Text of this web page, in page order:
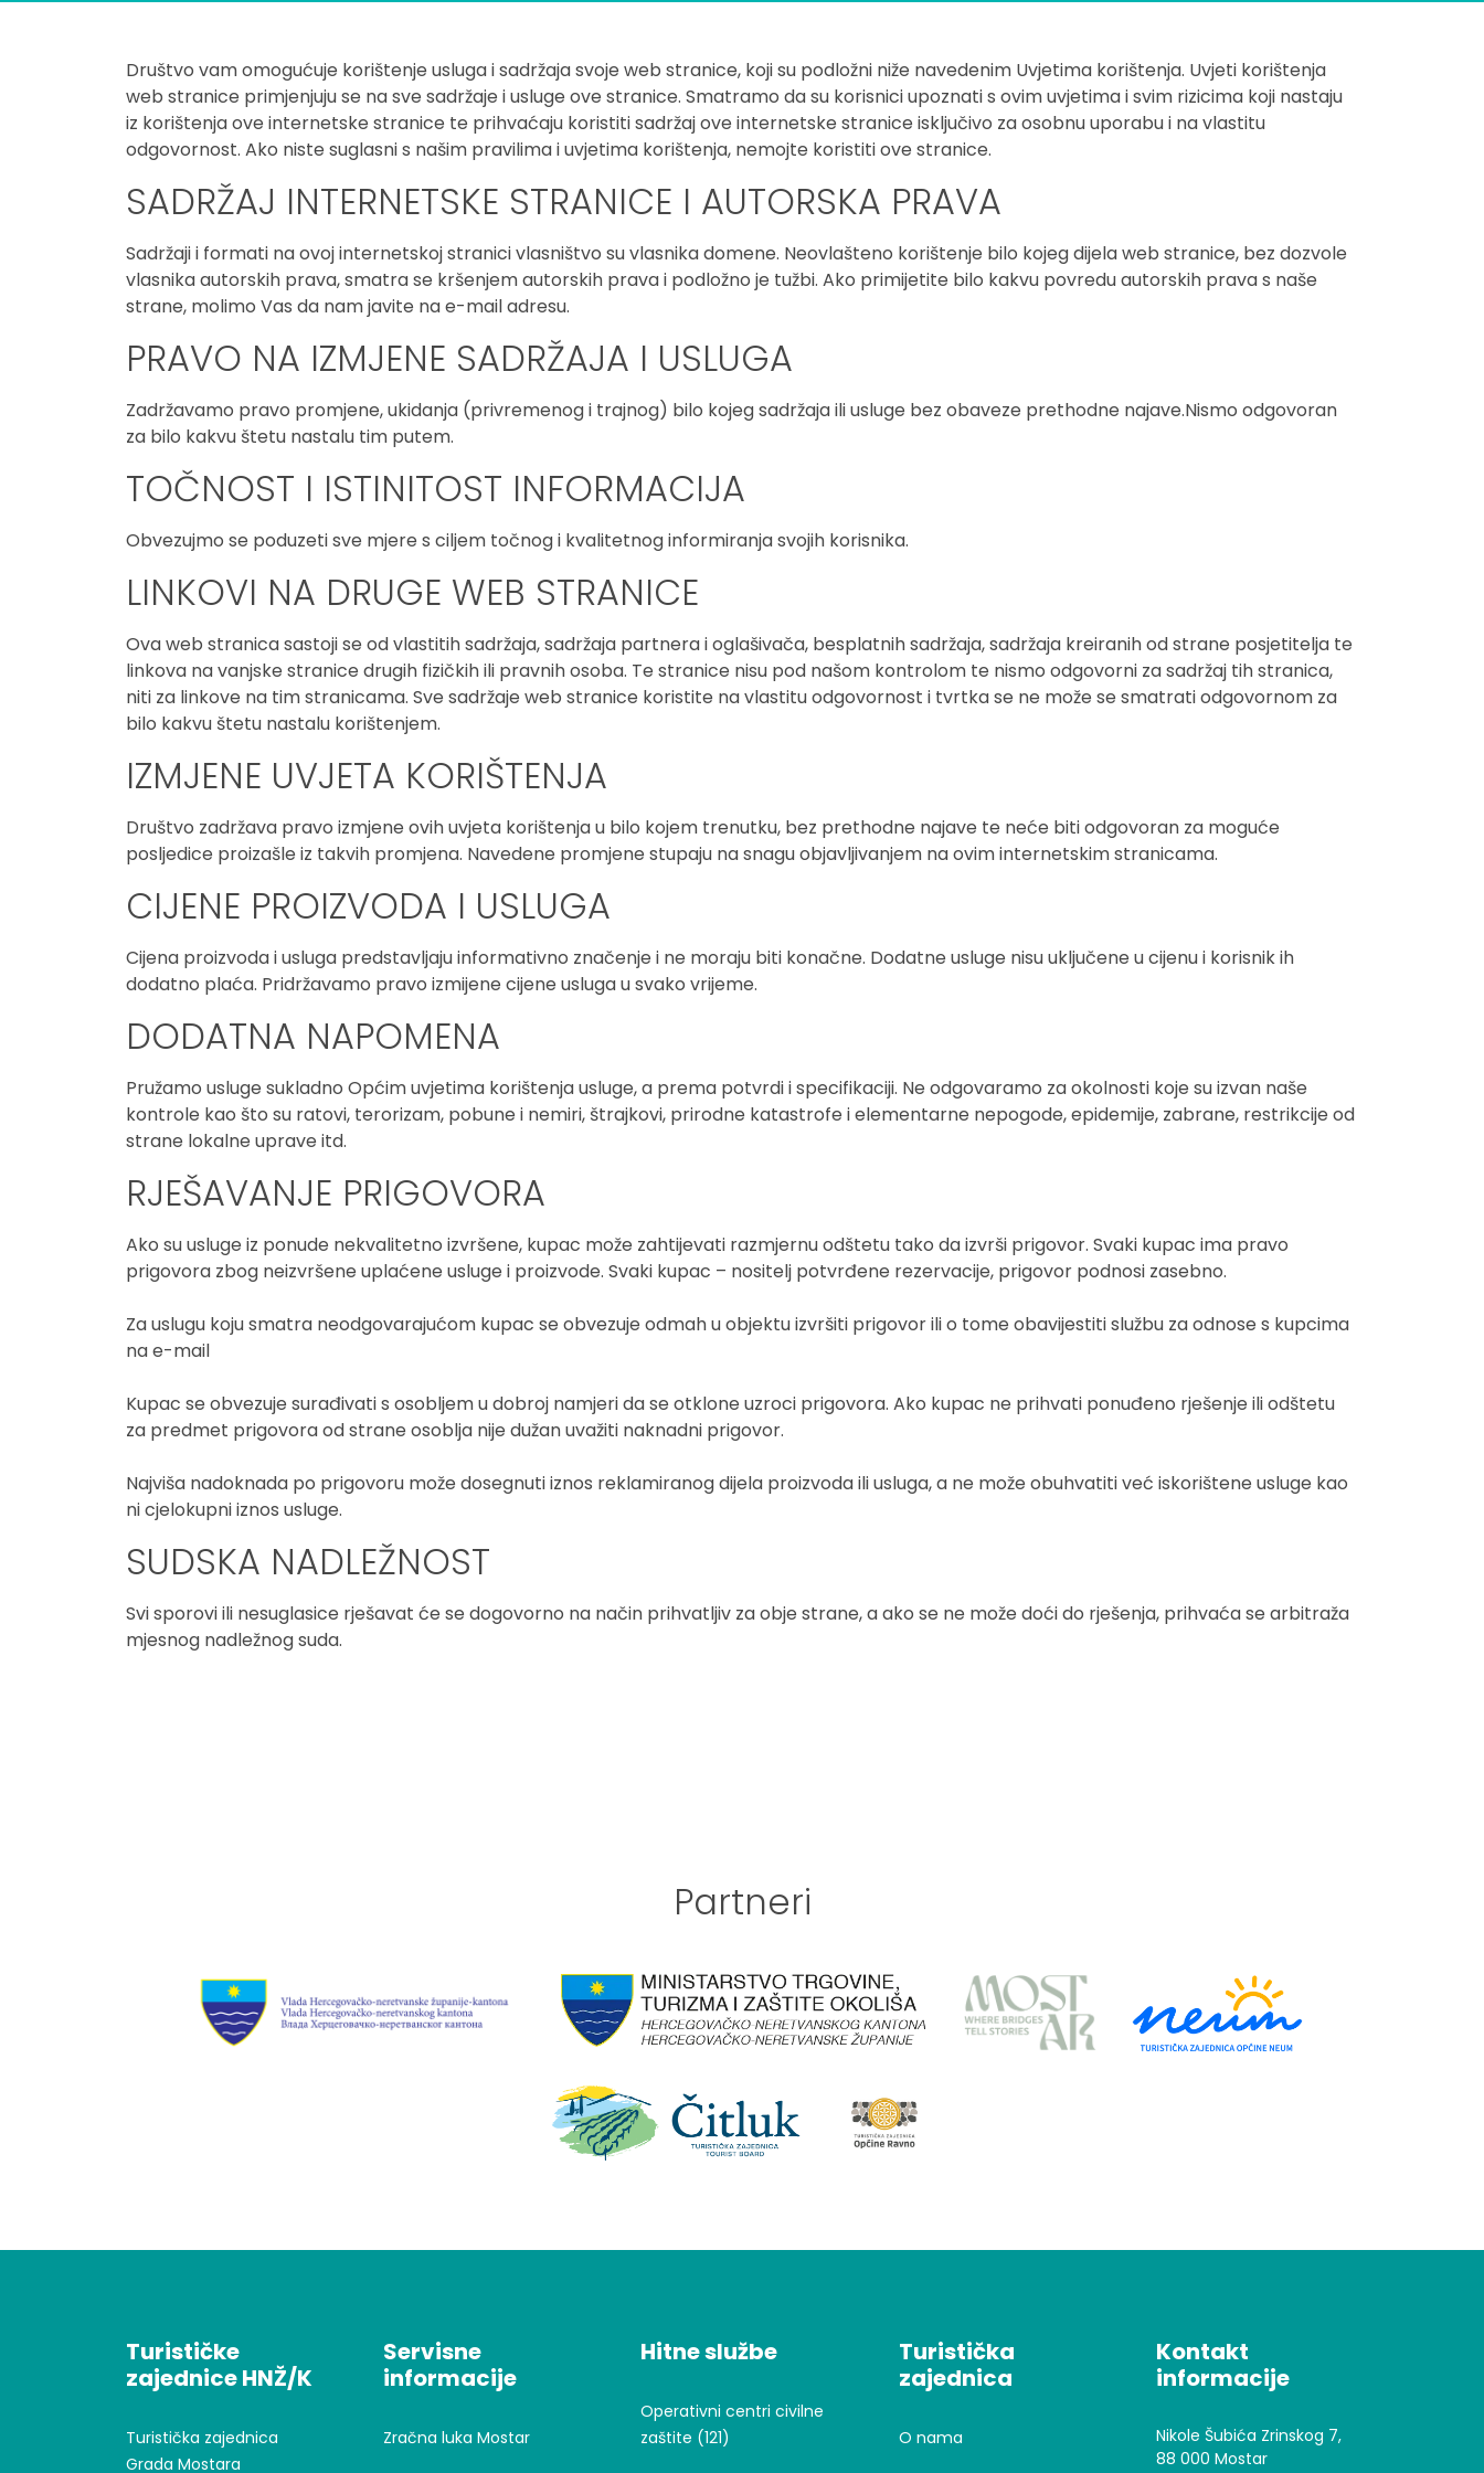
Društvo vam omogućuje korištenje usluga i sadržaja svoje web stranice, koji su podložni niže navedenim Uvjetima korištenja. Uvjeti korištenja
web stranice primjenjuju se na sve sadržaje i usluge ove stranice. Smatramo da su korisnici upoznati s ovim uvjetima i svim rizicima koji nastaju
iz korištenja ove internetske stranice te prihvaćaju koristiti sadržaj ove internetske stranice isključivo za osobnu uporabu i na vlastitu
odgovornost. Ako niste suglasni s našim pravilima i uvjetima korištenja, nemojte koristiti ove stranice.
SADRŽAJ INTERNETSKE STRANICE I AUTORSKA PRAVA
Sadržaji i formati na ovoj internetskoj stranici vlasništvo su vlasnika domene. Neovlašteno korištenje bilo kojeg dijela web stranice, bez dozvole
vlasnika autorskih prava, smatra se kršenjem autorskih prava i podložno je tužbi. Ako primijetite bilo kakvu povredu autorskih prava s naše
strane, molimo Vas da nam javite na e-mail adresu.
PRAVO NA IZMJENE SADRŽAJA I USLUGA
Zadržavamo pravo promjene, ukidanja (privremenog i trajnog) bilo kojeg sadržaja ili usluge bez obaveze prethodne najave.Nismo odgovoran
za bilo kakvu štetu nastalu tim putem.
TOČNOST I ISTINITOST INFORMACIJA
Obvezujmo se poduzeti sve mjere s ciljem točnog i kvalitetnog informiranja svojih korisnika.
LINKOVI NA DRUGE WEB STRANICE
Ova web stranica sastoji se od vlastitih sadržaja, sadržaja partnera i oglašivača, besplatnih sadržaja, sadržaja kreiranih od strane posjetitelja te
linkova na vanjske stranice drugih fizičkih ili pravnih osoba. Te stranice nisu pod našom kontrolom te nismo odgovorni za sadržaj tih stranica,
niti za linkove na tim stranicama. Sve sadržaje web stranice koristite na vlastitu odgovornost i tvrtka se ne može se smatrati odgovornom za
bilo kakvu štetu nastalu korištenjem.
IZMJENE UVJETA KORIŠTENJA
Društvo zadržava pravo izmjene ovih uvjeta korištenja u bilo kojem trenutku, bez prethodne najave te neće biti odgovoran za moguće
posljedice proizašle iz takvih promjena. Navedene promjene stupaju na snagu objavljivanjem na ovim internetskim stranicama.
CIJENE PROIZVODA I USLUGA
Cijena proizvoda i usluga predstavljaju informativno značenje i ne moraju biti konačne. Dodatne usluge nisu uključene u cijenu i korisnik ih
dodatno plaća. Pridržavamo pravo izmijene cijene usluga u svako vrijeme.
DODATNA NAPOMENA
Pružamo usluge sukladno Općim uvjetima korištenja usluge, a prema potvrdi i specifikaciji. Ne odgovaramo za okolnosti koje su izvan naše
kontrole kao što su ratovi, terorizam, pobune i nemiri, štrajkovi, prirodne katastrofe i elementarne nepogode, epidemije, zabrane, restrikcije od
strane lokalne uprave itd.
RJEŠAVANJE PRIGOVORA
Ako su usluge iz ponude nekvalitetno izvršene, kupac može zahtijevati razmjernu odštetu tako da izvrši prigovor. Svaki kupac ima pravo
prigovora zbog neizvršene uplaćene usluge i proizvode. Svaki kupac – nositelj potvrđene rezervacije, prigovor podnosi zasebno.
Za uslugu koju smatra neodgovarajućom kupac se obvezuje odmah u objektu izvršiti prigovor ili o tome obavijestiti službu za odnose s kupcima
na e-mail
Kupac se obvezuje surađivati s osobljem u dobroj namjeri da se otklone uzroci prigovora. Ako kupac ne prihvati ponuđeno rješenje ili odštetu
za predmet prigovora od strane osoblja nije dužan uvažiti naknadni prigovor.
Najviša nadoknada po prigovoru može dosegnuti iznos reklamiranog dijela proizvoda ili usluga, a ne može obuhvatiti već iskorištene usluge kao
ni cjelokupni iznos usluge.
SUDSKA NADLEŽNOST
Svi sporovi ili nesuglasice rješavat će se dogovorno na način prihvatljiv za obje strane, a ako se ne može doći do rješenja, prihvaća se arbitraža
mjesnog nadležnog suda.
Partneri
Turističke
zajednice HNŽ/K
Turistička zajednica
Grada Mostara
Servisne
informacije
Zračna luka Mostar
Hitne službe
Operativni centri civilne
zaštite (121)
Turistička
zajednica
O nama
Kontakt
informacije
Nikole Šubića Zrinskog 7,
88 000 Mostar